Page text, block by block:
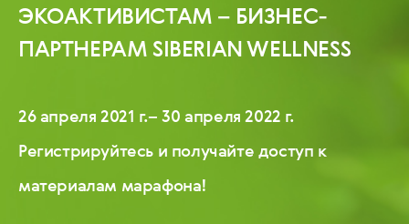
ЭКОАКТИВИСТАМ – БИЗНЕС-
ПАРТНЕРАМ SIBERIAN WELLNESS
26 апреля 2021 г.– 30 апреля 2022 г.
Регистрируйтесь и получайте доступ к
материалам марафона!